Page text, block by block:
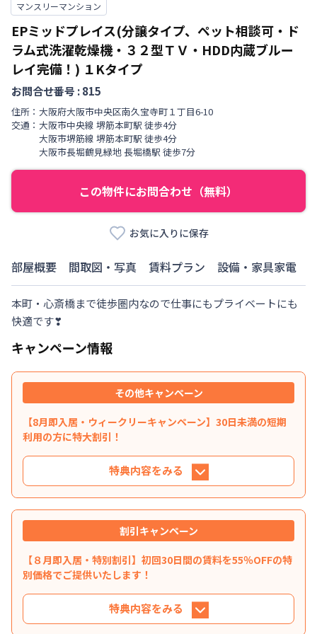
マンスリーマンション
EPミッドプレイス(分譲タイプ、ペット相談可・ド
ラム式洗濯乾燥機・３２型ＴＶ・HDD内蔵ブルー
レイ完備！) １Kタイプ
お問合せ番号 :815
住所： 大阪府大阪市中央区南久宝寺町 １丁目6-10
交通： 大阪市中央線 堺筋本町駅 徒歩4分
大阪市堺筋線 堺筋本町駅 徒歩4分
大阪市長堀鶴見緑地長堀橋駅 徒歩7分
この物件にお問合わせ（無料）
お気に入りに保存
部屋概要 間取図・写真 賃料プラン 設備・家具家電
本町・心斎橋まで徒歩圏内なので仕事にもプライベートにも
快適です❣
キャンペーン情報
その他キャンペーン
【8月即入居・ウィークリーキャンペーン】30日未満の短期
利用の方に特大割引！
特典内容をみる
特典内容
通常賃料4,900円/日のところ割引賃料2,200円/日
ご利用いただけます！ ※ 光熱費・清掃料は別途必
要です。ご利用人数が追加になった場合は、追加
料金として300円/日UPとなります。
割引キャンペーン
【８月即入居・特別割引】初回30日間の賃料を55％OFFの特
別価格でご提供いたします！
特典内容をみる